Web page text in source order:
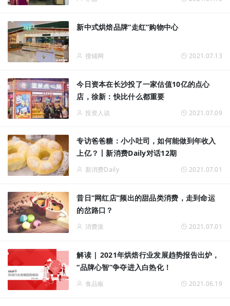
新中式烘焙品牌“走红”购物中心
搜铺网 2021.07.13
今日资本在长沙投了一家估值10亿的点心
店，徐新：快比什么都重要
投资人说 2021.07.09
专访爸爸糖：小小吐司，如何能做到年收入
上亿？丨新消费Daily对话12期
新消费Daily 2021.07.01
昔日“网红店”频出的甜品类消费，走到命运
的岔路口？
消费派 2021.07.01
解读 | 2021年烘焙行业发展趋势报告出炉，
“品牌心智”争夺进入白热化！
食品板 2021.06.19